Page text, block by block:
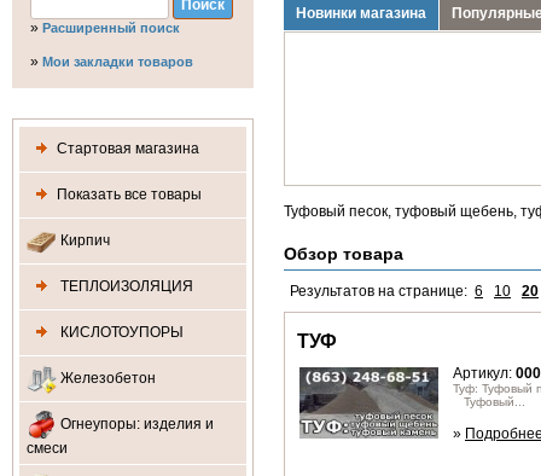
» Расширенный поиск
» Мои закладки товаров
Стартовая магазина
Показать все товары
Кирпич
ТЕПЛОИЗОЛЯЦИЯ
КИСЛОТОУПОРЫ
Железобетон
Огнеупоры: изделия и
смеси
Новинки магазина
Туфовый песок, туфовый щебень,
Обзор товара
Результатов на странице: 6 10 20
ТУФ
Артикул:
Туф: Туфовый
Туфовый...
»